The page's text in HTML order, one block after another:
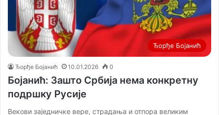
Ђорђе Бојанић
Ђорђе Бојанић 10.01.2026 0
Бојанић: Зашто Србија нема конкретну
подршку Русије
Векови заједничке вере, страдања и отпора великим